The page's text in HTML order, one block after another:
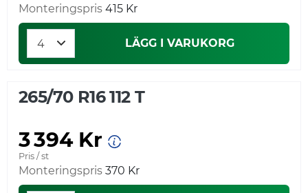
Monteringspris 415 Kr
LÄGG I VARUKORG
265/70 R16 112 T
3 394 Kr
Pris / st
Monteringspris 370 Kr